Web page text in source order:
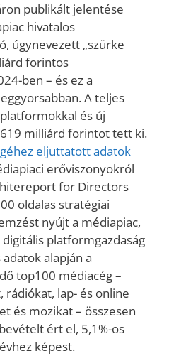
publikált jelentése
hivatalos
úgynevezett „szürke
forintos
ben – és ez a
A teljes
és új
milliárd forintot tett ki.
eljuttatott adatok
erőviszonyokról
for Directors
oldalas stratégiai
nyújt a médiapiac,
platformgazdaság
alapján a
top100 médiacég –
lap- és online
és mozikat – összesen
ért el, 5,1%-os
képest.